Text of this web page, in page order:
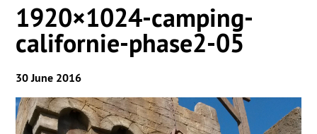
1920×1024-camping-
californie-phase2-05
30 June 2016